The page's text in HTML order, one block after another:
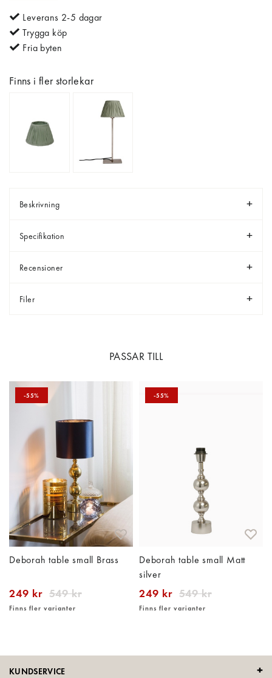
Leverans 2-5 dagar
Trygga köp
Fria byten
Finns i fler storlekar
Beskrivning
Specifikation
Recensioner
Filer
PASSAR TILL
-55%
Deborah table small Brass
249 kr 549 kr
Finns fler varianter
-55%
Deborah table small Matt
silver
249 kr 549 kr
Finns fler varianter
KUNDSERVICE